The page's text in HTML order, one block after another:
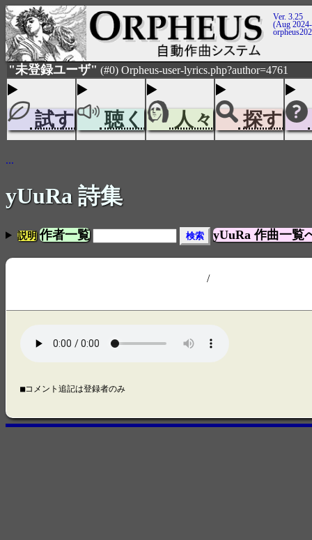
Ver. 3.25
(Aug
"未登録ユーザ" (#0) Orpheus-user-lyrics.php?author=4761
試す 聴く 人々 探す
...
yUuRa 詩集
説明 作者一覧 yUuRa 作曲一覧
/
■コメント追記は登録者のみ